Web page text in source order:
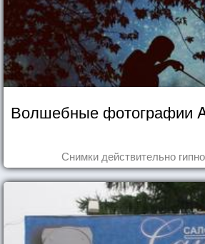
Волшебные фотографии
Снимки действительно